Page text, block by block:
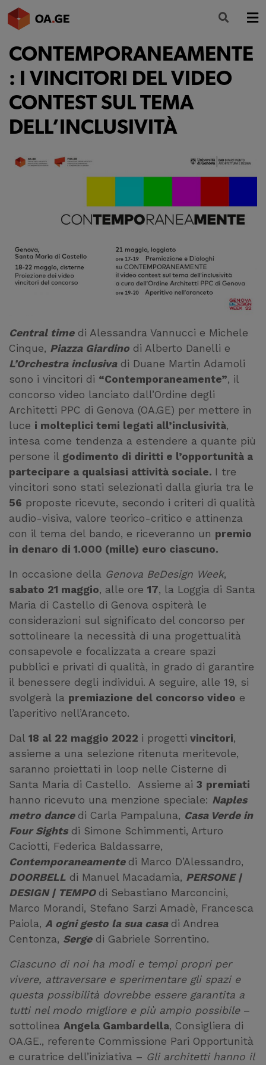
L’ORDINE
AMMINISTRAZIONE TRASPARENTE
ALBO
SEGRETERIA
SERVIZI
CONTEMPORANEAMENTE
: I VINCITORI DEL VIDEO
CONTEST SUL TEMA
DELL’INCLUSIVITÀ
Central timedi Alessandra Vannucci e Michele
Cinque, Piazza Giardino di Alberto Danelli e
L’Orchestra inclusivadi Duane Martin Adamoli
sono i vincitori di “Contemporaneamente”, il
concorso video lanciato dall’Ordine degli
Architetti PPC di Genova (OA.GE) per mettere in
luce i molteplici temi legati all’inclusività,
intesa come tendenza a estendere a quante più
persone il godimento di diritti e l’opportunità a
partecipare a qualsiasi attività sociale. I tre
vincitori sono stati selezionati dalla giuria tra le
56 proposte ricevute, secondo i criteri di qualità
audio-visiva, valore teorico-critico e attinenza
con il tema del bando, e riceveranno un premio
in denaro di 1.000 (mille) euro ciascuno.
In occasione della Genova BeDesign Week,
sabato 21 maggio, alle ore 17, la Loggia di Santa
Maria di Castello di Genova ospiterà le
considerazioni sul significato del concorso per
sottolineare la necessità di una progettualità
consapevole e focalizzata a creare spazi
pubblici e privati di qualità, in grado di garantire
il benessere degli individui. A seguire, alle 19, si
svolgerà la premiazione del concorso video e
l’aperitivo nell’Aranceto.
Dal 18 al 22 maggio 2022 i progetti vincitori,
assieme a una selezione ritenuta meritevole,
saranno proiettati in loop nelle Cisterne di
Santa Maria di Castello. Assieme ai 3 premiati
hanno ricevuto una menzione speciale: Naples
metro dance di Carla Pampaluna, Casa Verde in
Four Sightsdi Simone Schimmenti, Arturo
Caciotti, Federica Baldassarre,
Contemporaneamente di Marco D’Alessandro,
DOORBELL di Manuel Macadamia, PERSONE |
DESIGN | TEMPO di Sebastiano Marconcini,
Marco Morandi, Stefano Sarzi Amadè, Francesca
Paiola, A ogni gesto la sua casa di Andrea
Centonza, Serge di Gabriele Sorrentino.
Ciascuno di noi ha modi e tempi propri per
vivere, attraversare e sperimentare gli spazi e
questa possibilità dovrebbe essere garantita a
tutti nel modo migliore e più ampio possibile–
sottolinea Angela Gambardella, Consigliera di
OA.GE., referente Commissione Pari Opportunità
e curatrice dell’iniziativa – Gli architetti hanno il